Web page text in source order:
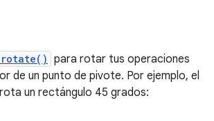
para rotar tus operaciones
de un punto de pivote. Por ejemplo, el
un rectángulo 45 grados: